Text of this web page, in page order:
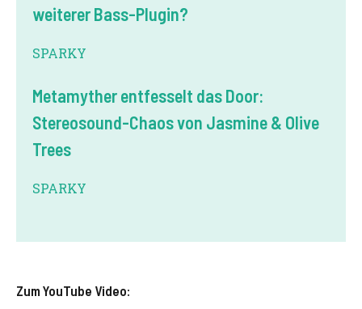
weiterer Bass-Plugin?
SPARKY
Metamyther entfesselt das Door:
Stereosound-Chaos von Jasmine & Olive
Trees
SPARKY
Zum YouTube Video: